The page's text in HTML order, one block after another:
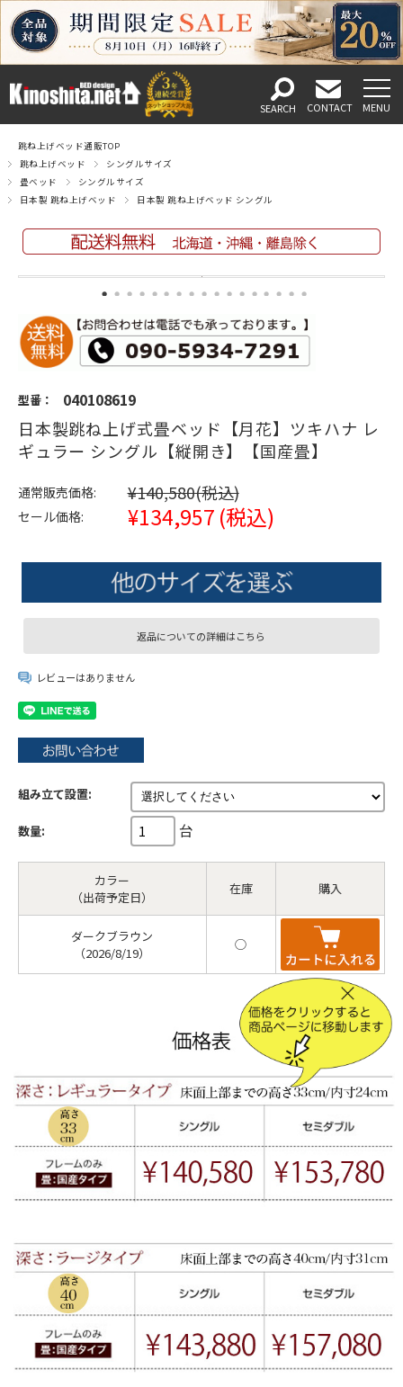
跳ね上げベッド通販TOP
跳ね上げベッド
シングルサイズ
畳ベッド
シングルサイズ
日本製 跳ね上げベッド
日本製 跳ね上げベッド シングル
型番： 040108619
日本製跳ね上げ式畳ベッド【月花】ツキハナ レ
ギュラー シングル【縦開き】【国産畳】
通常販売価格: ¥140,580(税込)
セール価格: ¥134,957 (税込)
返品についての詳細はこちら
レビューはありません
組み立て設置:
数量: 台
カラー
（出荷予定日）
在庫 購入
ダークブラウン
（2026/8/19）
◯